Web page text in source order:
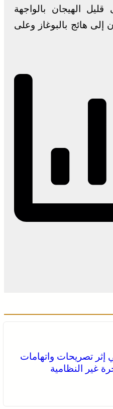
الهيجان بالواجهة
إلى هائج بالبوغاز وعلى
تصريحات واتهامات
غير النظامية